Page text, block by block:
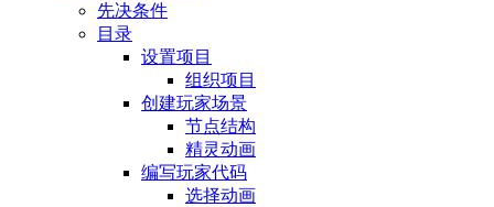
先决条件
目录
设置项目
组织项目
创建玩家场景
节点结构
精灵动画
编写玩家代码
选择动画